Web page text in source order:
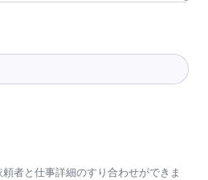
者と仕事詳細のすり合わせができま